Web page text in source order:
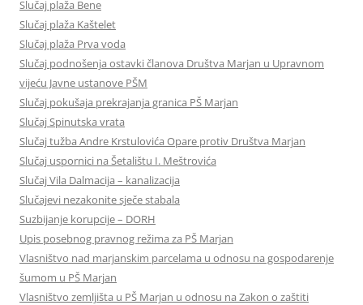
Slučaj plaža Bene
Slučaj plaža Kaštelet
Slučaj plaža Prva voda
Slučaj podnošenja ostavki članova Društva Marjan u Upravnom
vijeću Javne ustanove PŠM
Slučaj pokušaja prekrajanja granica PŠ Marjan
Slučaj Spinutska vrata
Slučaj tužba Andre Krstulovića Opare protiv Društva Marjan
Slučaj uspornici na Šetalištu I. Meštrovića
Slučaj Vila Dalmacija – kanalizacija
Slučajevi nezakonite sječe stabala
Suzbijanje korupcije – DORH
Upis posebnog pravnog režima za PŠ Marjan
Vlasništvo nad marjanskim parcelama u odnosu na gospodarenje
šumom u PŠ Marjan
Vlasništvo zemljišta u PŠ Marjan u odnosu na Zakon o zaštiti